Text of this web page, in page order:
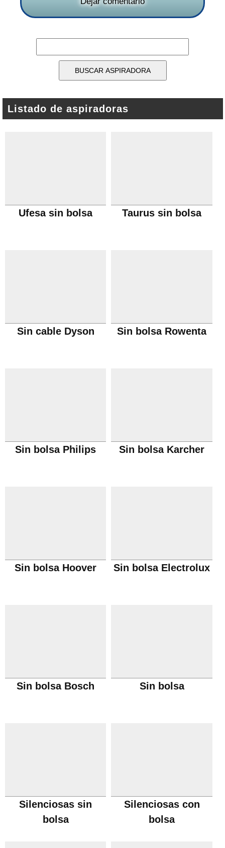
Listado de aspiradoras
Ufesa sin bolsa Taurus sin bolsa
Sin cable Dyson Sin bolsa Rowenta
Sin bolsa Philips Sin bolsa Karcher
Sin bolsa Hoover Sin bolsa Electrolux
Sin bolsa Bosch Sin bolsa
Silenciosas sin
bolsa
Silenciosas con
bolsa